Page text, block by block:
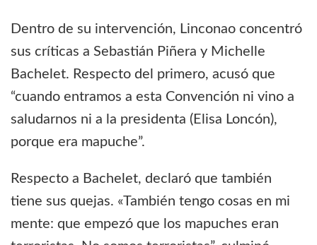
Dentro de su intervención, Linconao concentró
sus críticas a Sebastián Piñera y Michelle
Bachelet. Respecto del primero, acusó que
“cuando entramos a esta Convención ni vino a
saludarnos ni a la presidenta (Elisa Loncón),
porque era mapuche”.
Respecto a Bachelet, declaró que también
tiene sus quejas. «También tengo cosas en mi
mente: que empezó que los mapuches eran